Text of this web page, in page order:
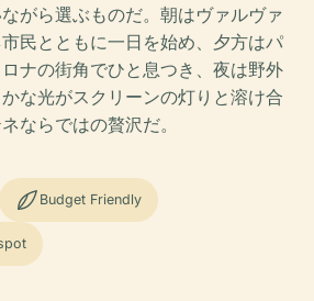
がら選ぶものだ。朝はヴァルヴァ
民とともに一日を始め、夕方はパ
ナの街角でひと息つき、夜は野外
な光がスクリーンの灯りと溶け合
ならではの贅沢だ。
Budget Friendly